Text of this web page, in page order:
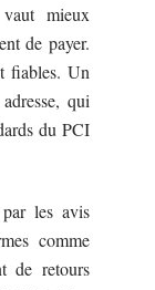
mieux
de payer.
fiables. Un
qui
du PCI
les avis
comme
de retours